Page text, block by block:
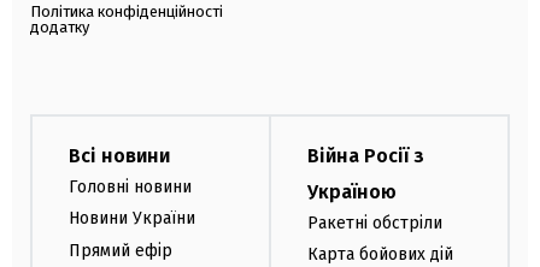
Політика конфіденційності
додатку
Всі новини
Головні новини
Новини України
Прямий ефір
Війна Росії з
Україною
Ракетні обстріли
Карта бойових дій